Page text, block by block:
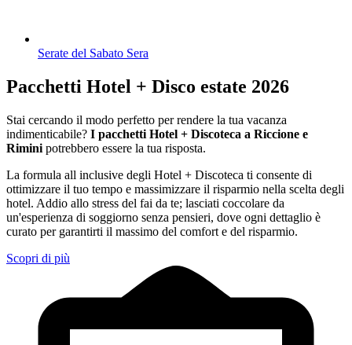
Serate del Sabato Sera
Pacchetti Hotel + Disco estate 2026
Stai cercando il modo perfetto per rendere la tua vacanza
indimenticabile? I pacchetti Hotel + Discoteca a Riccione e
Rimini potrebbero essere la tua risposta.
La formula all inclusive degli Hotel + Discoteca ti consente di
ottimizzare il tuo tempo e massimizzare il risparmio nella scelta degli
hotel. Addio allo stress del fai da te; lasciati coccolare da
un'esperienza di soggiorno senza pensieri, dove ogni dettaglio è
curato per garantirti il massimo del comfort e del risparmio.
Scopri di più